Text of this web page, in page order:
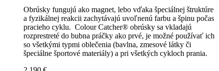
Obrúsky fungujú ako magnet, lebo vďaka špeciálnej štruktúre
a fyzikálnej reakcii zachytávajú uvoľnenú farbu a špinu počas
pracieho cyklu. Colour Catcher® obrúsky sa vkladajú
rozprestreté do bubna práčky ako prvé, je možné používať ich
so všetkými typmi oblečenia (bavlna, zmesové látky či
špeciálne športové materiály) a pri všetkých cykloch prania.